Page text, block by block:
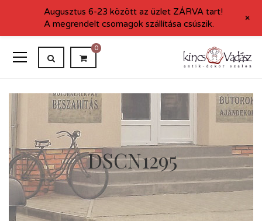
0
DSCN1295
Augusztus 6-23 között az üzlet ZÁRVA tart!
A megrendelt csomagok szállítása csúszik.
+